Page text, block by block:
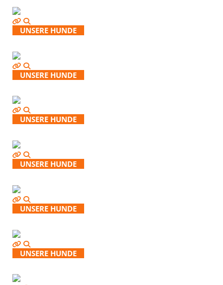
UNSERE HUNDE
UNSERE HUNDE
UNSERE HUNDE
UNSERE HUNDE
UNSERE HUNDE
UNSERE HUNDE